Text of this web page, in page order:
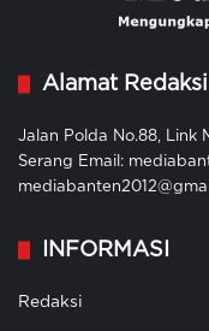
Alamat
Jalan Polda No.88, Link
Serang Email:
INFORMASI
Redaksi